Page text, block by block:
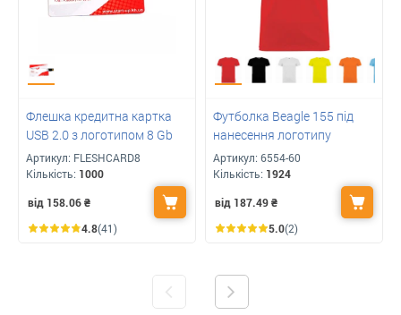
Флешка кредитна картка
USB 2.0 з логотипом 8 Gb
Артикул: FLESHCARD8
Кількість: 1000
від 158.06₴
4.8(41)
Футболка Beagle 155 під
нанесення логотипу
Артикул: 6554-60
Кількість: 1924
від 187.49₴
5.0(2)